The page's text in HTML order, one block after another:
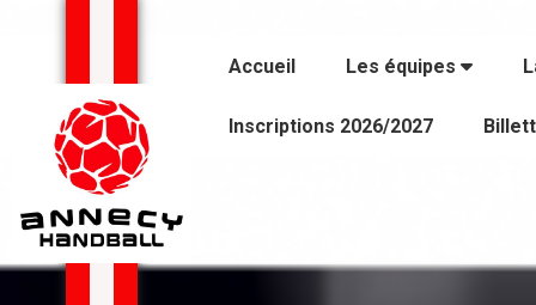
Accueil Les équipes
Inscriptions 2026/2027